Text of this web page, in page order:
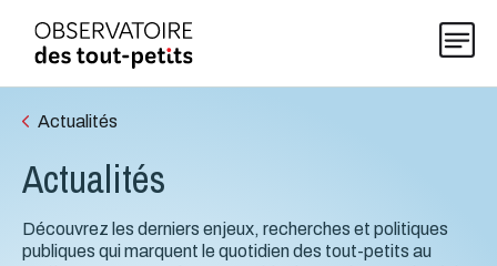
Thématiques
Explorer les données 0-5
Actualités
Actualités
Découvrez les derniers enjeux, recherches et politiques
publiques qui marquent le quotidien des tout-petits au